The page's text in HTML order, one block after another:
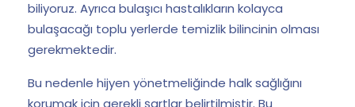
biliyoruz. Ayrıca bulaşıcı hastalıkların kolayca
bulaşacağı toplu yerlerde temizlik bilincinin olması
gerekmektedir.
Bu nedenle hijyen yönetmeliğinde halk sağlığını
korumak için gerekli şartlar belirtilmiştir. Bu